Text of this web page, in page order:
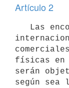
Artículo 2
físicas
serán
según sea